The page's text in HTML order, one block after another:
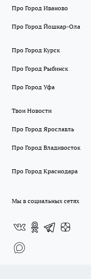
Про Город Иваново
Про Город Йошкар-Ола
Про Город Курск
Про Город Рыбинск
Про Город Уфа
Твои Новости
Про Город Ярославль
Про Город Владивосток
Про Город Краснодара
Мы в социальных сетях